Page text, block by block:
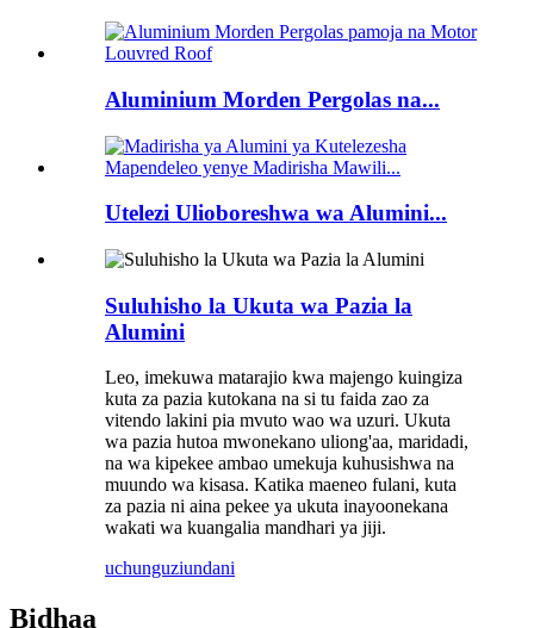
Aluminium Morden Pergolas na...
Utelezi Ulioboreshwa wa Alumini...
Suluhisho la Ukuta wa Pazia la
Alumini
Leo, imekuwa matarajio kwa majengo kuingiza
kuta za pazia kutokana na si tu faida zao za
vitendo lakini pia mvuto wao wa uzuri. Ukuta
wa pazia hutoa mwonekano uliong'aa, maridadi,
na wa kipekee ambao umekuja kuhusishwa na
muundo wa kisasa. Katika maeneo fulani, kuta
za pazia ni aina pekee ya ukuta inayoonekana
wakati wa kuangalia mandhari ya jiji.
uchunguziundani
Bidhaa